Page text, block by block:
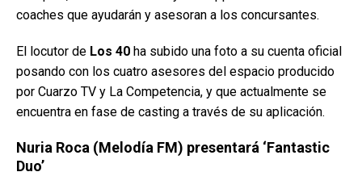
coaches que ayudarán y asesoran a los concursantes.
El locutor de Los 40 ha subido una foto a su cuenta oficial
posando con los cuatro asesores del espacio producido
por Cuarzo TV y La Competencia, y que actualmente se
encuentra en fase de casting a través de su aplicación.
Nuria Roca (Melodía FM) presentará ‘Fantastic
Duo’